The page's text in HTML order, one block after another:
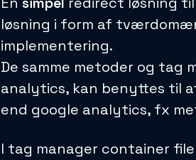
løsning i form af
implementering.
De samme metoder og tag
analytics, kan benyttes til
end google analytics, fx
I tag manager container